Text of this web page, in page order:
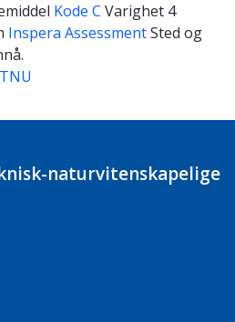
Kode C Varighet 4
Inspera AssessmentSted og
naturvitenskapelige